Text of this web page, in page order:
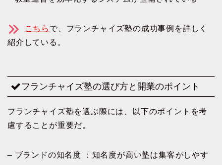
こちら で、フランチャイズ塾の成功事例を詳しく
紹介している。
フランチャイズ塾の選び方と開業のポイント
フランチャイズ塾を選ぶ際には、以下のポイントを考
慮することが重要だ。
– ブランドの知名度 ：知名度が高い塾は集客がしやす